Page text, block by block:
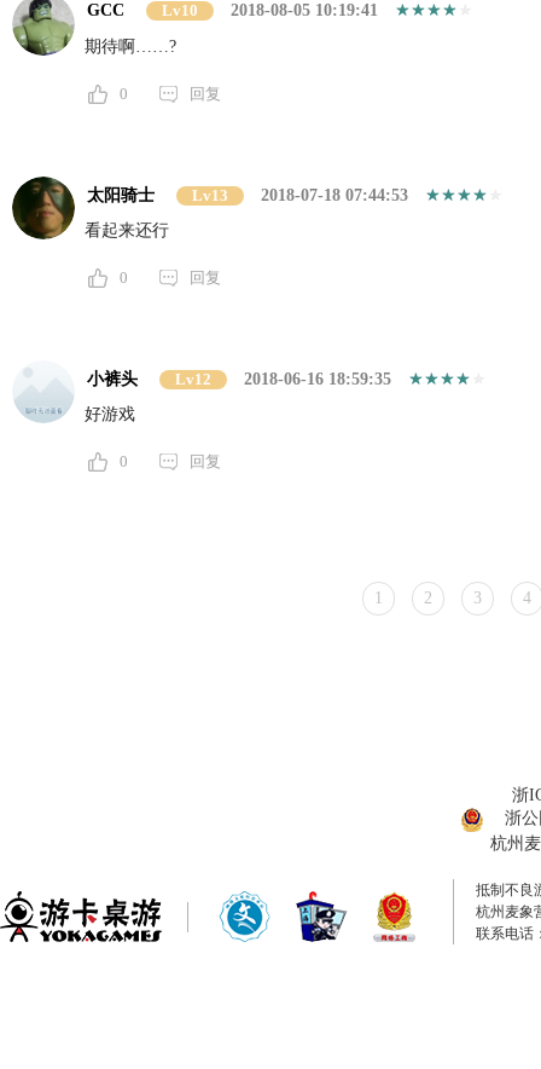
GCC Lv10
2018-08-05 10:19:41
期待啊……?
0 回复
太阳骑士 Lv13
2018-07-18 07:44:53
看起来还行
0 回复
小裤头 Lv12
2018-06-16 18:59:35
好游戏
0 回复
1 2 3 4
浙
浙公
杭州
抵制不良
杭州麦象
联系电话